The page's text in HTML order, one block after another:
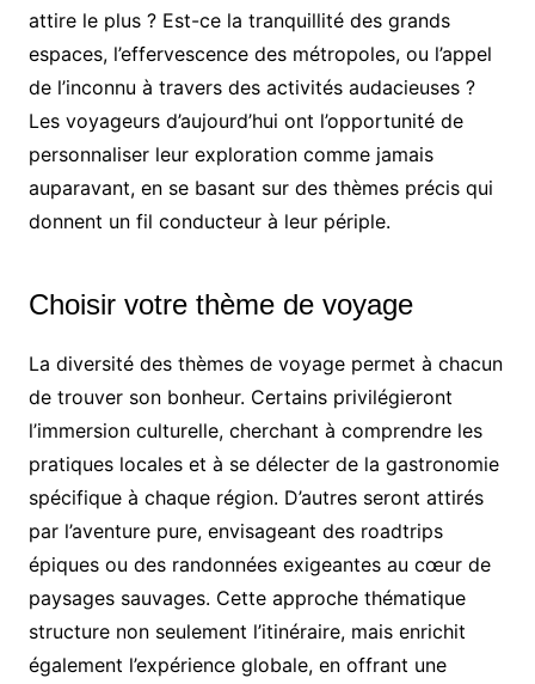
attire le plus ? Est-ce la tranquillité des grands
espaces, l’effervescence des métropoles, ou l’appel
de l’inconnu à travers des activités audacieuses ?
Les voyageurs d’aujourd’hui ont l’opportunité de
personnaliser leur exploration comme jamais
auparavant, en se basant sur des thèmes précis qui
donnent un fil conducteur à leur périple.
Choisir votre thème de voyage
La diversité des thèmes de voyage permet à chacun
de trouver son bonheur. Certains privilégieront
l’immersion culturelle, cherchant à comprendre les
pratiques locales et à se délecter de la gastronomie
spécifique à chaque région. D’autres seront attirés
par l’aventure pure, envisageant des roadtrips
épiques ou des randonnées exigeantes au cœur de
paysages sauvages. Cette approche thématique
structure non seulement l’itinéraire, mais enrichit
également l’expérience globale, en offrant une